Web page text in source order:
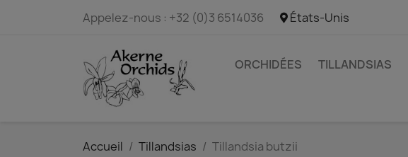
Appelez-nous : +32 (0)3 6514036 États-Unis
ORCHIDÉES TILLANDSIAS
Accueil Tillandsias Tillandsia butzii